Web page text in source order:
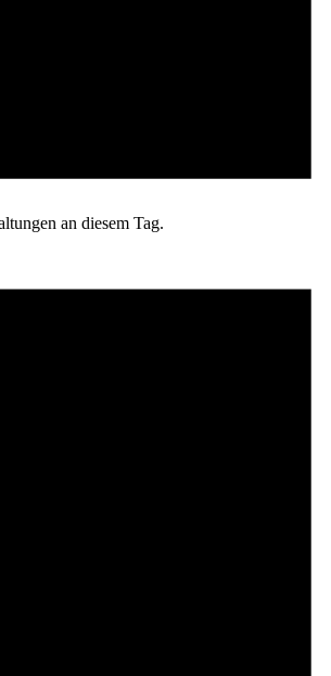
an diesem Tag.